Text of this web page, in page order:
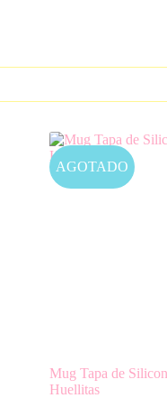
AGOTADO
Mug Tapa de
Huellitas